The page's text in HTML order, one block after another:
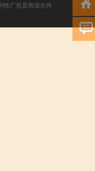
性广告及商业合作